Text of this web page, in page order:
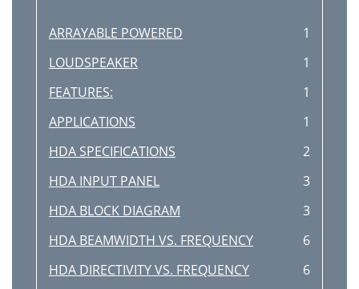
ARRAYABLE POWERED
1
LOUDSPEAKER
1
FEATURES:
1
APPLICATIONS
1
HDA SPECIFICATIONS
2
HDA INPUT PANEL
3
HDA BLOCK DIAGRAM
3
HDA BEAMWIDTH VS. FREQUENCY
6
HDA DIRECTIVITY VS. FREQUENCY
6